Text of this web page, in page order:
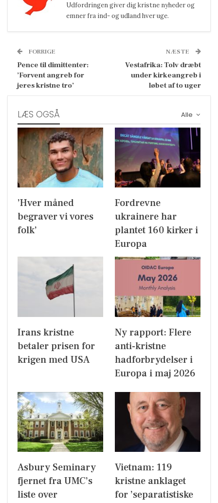
Udfordringen giver dig kristne nyheder og
emner fra ind- og udland hver uge.
FORRIGE
Pence til dimittenter:
’Forvent angreb for
jeres kristne tro’
NÆSTE
Vestafrika: Tolv dræbt
under kirkeangreb i
løbet af to uger
Alle
LÆS OGSÅ
’Hver måned
begraver vi vores
folk’
Fordrevne
ukrainere har
plantet 160 kirker i
Europa
Irans kristne
betaler prisen for
krigen med USA
Ny rapport: Flere
anti-kristne
hadforbrydelser i
Europa i maj 2026
Asbury Seminary
fjernet fra UMC’s
liste over
Vietnam: 119
kristne anklaget
for ’separatistiske